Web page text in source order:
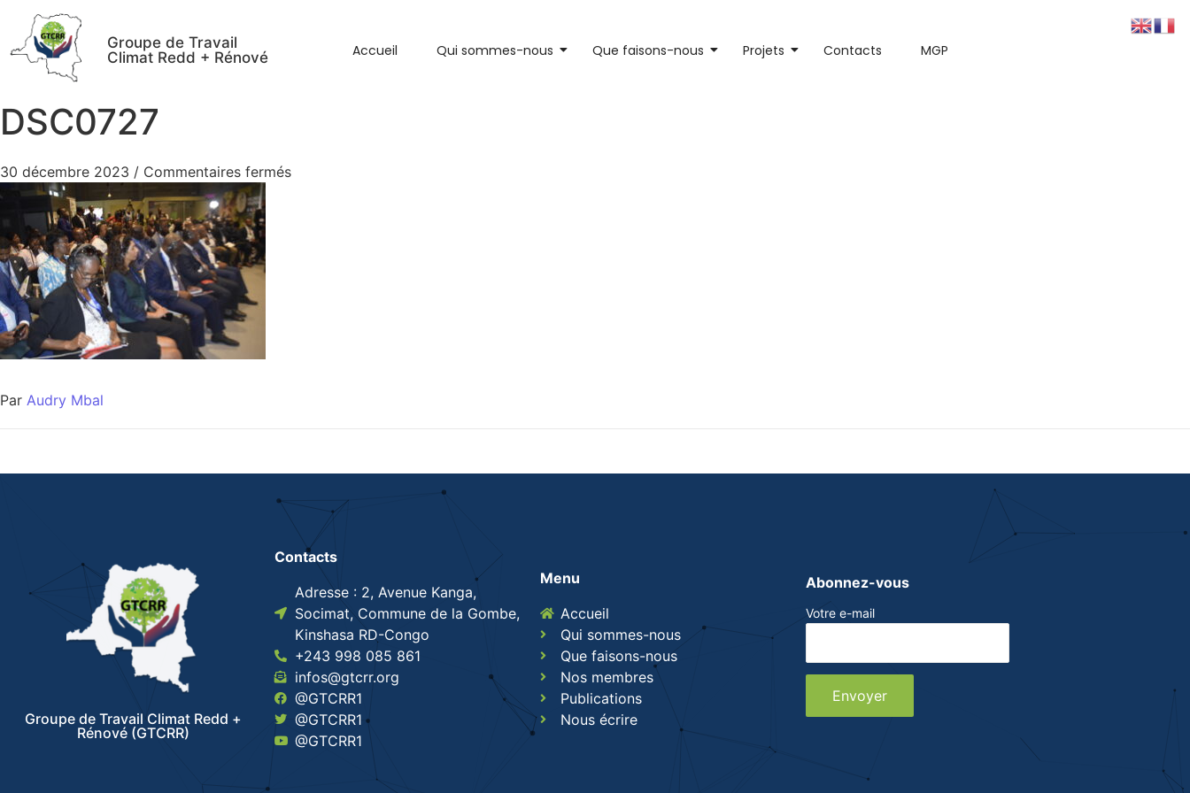
Groupe de Travail
Climat Redd + Rénové
Accueil Qui sommes-nous Que faisons-nous Projets Contacts MGP
DSC0727
30 décembre 2023 / Commentaires fermés
Par Audry Mbal
Groupe de Travail Climat Redd +
Rénové (GTCRR)
Contacts
Adresse : 2, Avenue Kanga,
Socimat, Commune de la Gombe,
Kinshasa RD-Congo
+243 998 085 861
infos@gtcrr.org
@GTCRR1
@GTCRR1
@GTCRR1
Menu
Accueil
Qui sommes-nous
Que faisons-nous
Nos membres
Publications
Nous écrire
Abonnez-vous
Votre e-mail